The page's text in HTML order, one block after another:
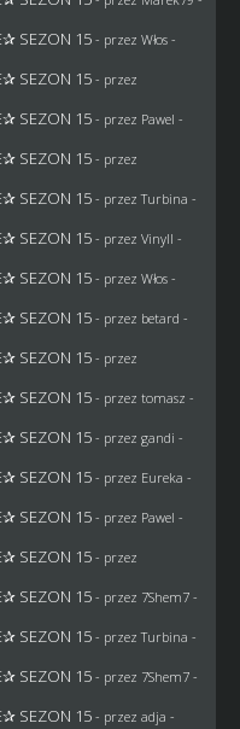
SEZON 15 - przez Włos-
SEZON 15 - przez
SEZON 15 - przez Pawel -
SEZON 15 - przez
SEZON 15 - przez Turbina -
SEZON 15 - przez Vinyll -
SEZON 15 - przez Włos-
SEZON 15 - przez betard -
SEZON 15 - przez
SEZON 15 - przez tomasz -
SEZON 15 - przez gandi -
SEZON 15 - przez Eureka -
SEZON 15 - przez Pawel -
SEZON 15 - przez
SEZON 15 - przez 7Shem7-
SEZON 15 - przez Turbina -
SEZON 15 - przez 7Shem7-
SEZON 15 - przez adja -